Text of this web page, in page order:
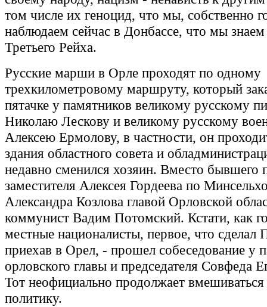
том числе их геноцид, что мы, собственно
наблюдаем сейчас в Донбассе, что мы
Третьего Рейха.
Русские марши в Орле проходят по одному
трехкилометровому маршруту, который
пятачке у памятников великому русскому
Николаю Лескову и великому русскому
Алексею Ермолову, в частности, он
здания областного совета и
недавно сменился хозяин. Вместо бывшего
заместителя Алексея Гордеева по
Александра Козлова главой Орловской
коммунист Вадим Потомский. Кстати, как
местные националисты, первое, что сделал
приехав в Орел, - прошел собеседование у
орловского главы и председателя Совфеда
Тот неофициально продолжает
политику.